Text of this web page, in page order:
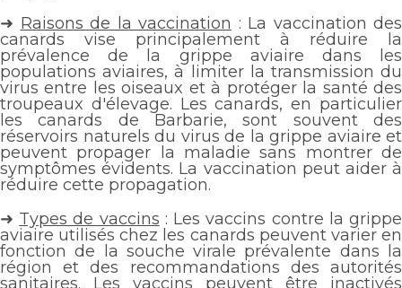
➜ Raisons de la vaccination : La vaccination des
canards vise principalement à réduire la
prévalence de la grippe aviaire dans les
populations aviaires, à limiter la transmission du
virus entre les oiseaux et à protéger la santé des
troupeaux d'élevage. Les canards, en particulier
les canards de Barbarie, sont souvent des
réservoirs naturels du virus de la grippe aviaire et
peuvent propager la maladie sans montrer de
symptômes évidents. La vaccination peut aider à
réduire cette propagation.
➜ Types de vaccins : Les vaccins contre la grippe
aviaire utilisés chez les canards peuvent varier en
fonction de la souche virale prévalente dans la
région et des recommandations des autorités
sanitaires. Les vaccins peuvent être inactivés